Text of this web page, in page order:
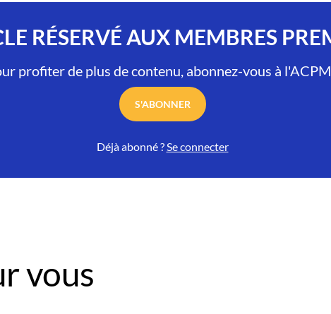
RÉSERVÉ AUX MEMBRES
profiter de plus de contenu, abonnez-vous à
S'ABONNER
Déjà abonné ? Se connecter
vous